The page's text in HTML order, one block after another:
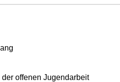
offenen Jugendarbeit